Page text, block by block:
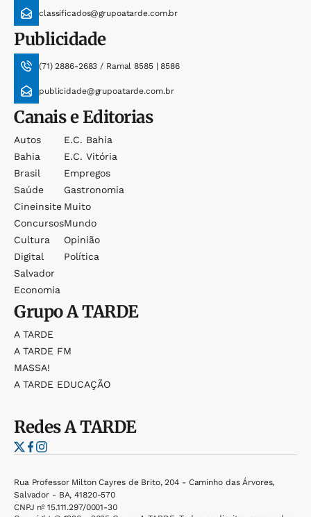
classificados@grupoatarde.com.br
Publicidade
(71) 2886-2683 / Ramal 8585 | 8586
publicidade@grupoatarde.com.br
Canais e Editorias
Autos
Bahia
Brasil
Saúde
Cineinsite
Concursos
Cultura
Digital
Salvador
Economia
E.c. Bahia
E.c. Vitória
Empregos
Gastronomia
Muito
Mundo
Opinião
Política
GrupoA TARDE
A TARDE
A TARDE FM
MASSA!
A TARDE EDUCAÇÃO
RedesA TARDE
Rua Professor Milton Cayres de Brito, 204 - Caminho das Árvores,
Salvador - BA, 41820-570
CNPJ nº 15.111.297/0001-30